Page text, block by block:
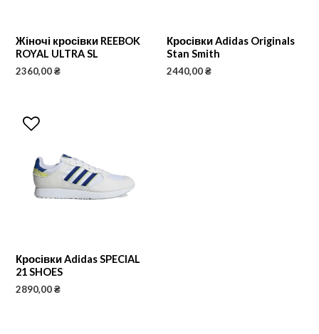
Жіночі кросівки REEBOK
ROYAL ULTRA SL
2360,00₴
Кросівки Adidas Originals
Stan Smith
2440,00₴
Кросівки Adidas SPECIAL
21 SHOES
2890,00₴